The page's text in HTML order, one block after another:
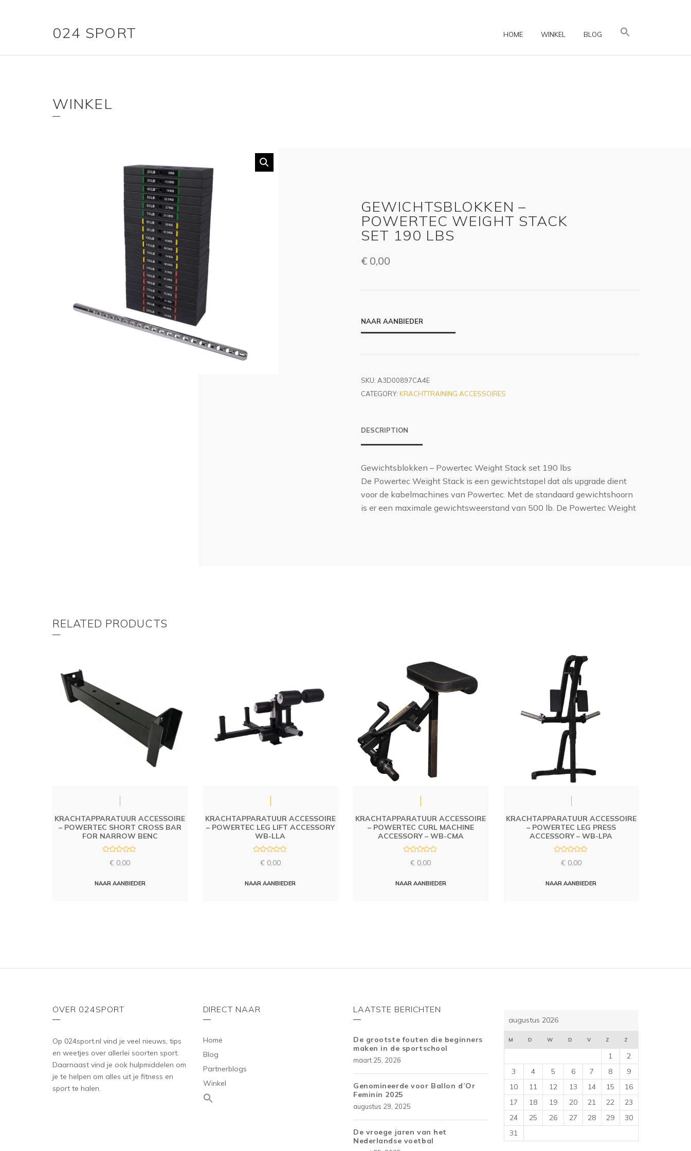
024 SPORT HOME WINKEL BLOG
WINKEL
GEWICHTSBLOKKEN –
POWERTEC WEIGHT STACK
SET 190 LBS
€ 0,00
NAAR AANBIEDER
SKU: A3D00897CA4E
CATEGORY: KRACHTTRAINING ACCESSOIRES
DESCRIPTION
Gewichtsblokken – Powertec Weight Stack set 190 lbs
De Powertec Weight Stack is een gewichtstapel dat als upgrade dient
voor de kabelmachines van Powertec. Met de standaard gewichtshoorn
is er een maximale gewichtsweerstand van 500 lb. De Powertec Weight
RELATED PRODUCTS
KRACHTAPPARATUUR ACCESSOIRE
– POWERTEC SHORT CROSS BAR
FOR NARROW BENC
d
€ 0,00
NAAR AANBIEDER
KRACHTAPPARATUUR ACCESSOIRE
– POWERTEC LEG LIFT ACCESSORY
WB-LLA
d
€ 0,00
NAAR AANBIEDER
KRACHTAPPARATUUR ACCESSOIRE
– POWERTEC CURL MACHINE
ACCESSORY – WB-CMA
d
€ 0,00
NAAR AANBIEDER
KRACHTAPPARATUUR ACCESSOIRE
– POWERTEC LEG PRESS
ACCESSORY – WB-LPA
d
€ 0,00
NAAR AANBIEDER
OVER 024SPORT
Op 024sport.nl vind je veel nieuws, tips
en weetjes over allerlei soorten sport.
Daarnaast vind je ook hulpmiddelen om
je te helpen om alles uit je fitness en
sport te halen.
DIRECT NAAR
Home
Blog
Partnerblogs
Winkel
LAATSTE BERICHTEN
De grootste fouten die beginners
maken in de sportschool
maart 25, 2026
Genomineerde voor Ballon d’Or
Feminin 2025
augustus 29, 2025
De vroege jaren van het
Nederlandse voetbal
augustus 2026
M D W D V Z Z
1
2
3
4 5 6 7 8
9
10
11 12 13 14 15
16
17
18 19 20 21 22
23
24
25 26 27 28 29
30
31